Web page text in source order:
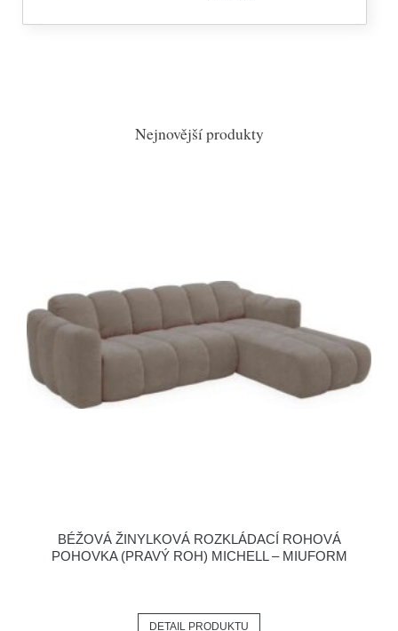
Nejnovější produkty
BÉŽOVÁ ŽINYLKOVÁ ROZKLÁDACÍ ROHOVÁ
POHOVKA (PRAVÝ ROH) MICHELL – MIUFORM
DETAIL PRODUKTU